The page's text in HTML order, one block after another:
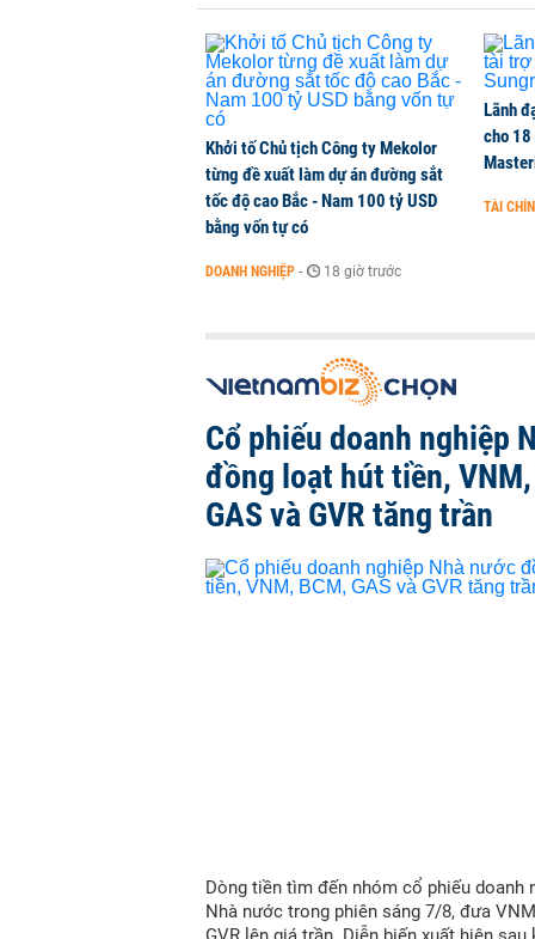
Huấn Hoa Hồng chỉ trao 24 bồn
KINH DOANH - 1 phút trước
Khởi tố Chủ tịch Công ty Mekolor
từng đề xuất làm dự án đường sắt
tốc độ cao Bắc - Nam 100 tỷ USD
bằng vốn tự có
DOANH NGHIỆP - 18 giờ trước
Lãnh
cho 18
TÀI
Cổ phiếu doanh nghiệp
đồng loạt hút tiền, VNM,
GAS và GVR tăng trần
Dòng tiền tìm đến nhóm cổ phiếu doanh
Nhà nước trong phiên sáng 7/8, đưa